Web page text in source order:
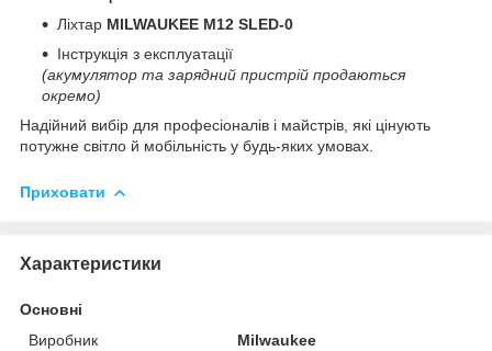
Ліхтар MILWAUKEE M12 SLED-0
Інструкція з експлуатації
(акумулятор та зарядний пристрій продаються
окремо)
Надійний вибір для професіоналів і майстрів, які цінують
потужне світло й мобільність у будь-яких умовах.
Приховати
Характеристики
Основні
Виробник
Milwaukee